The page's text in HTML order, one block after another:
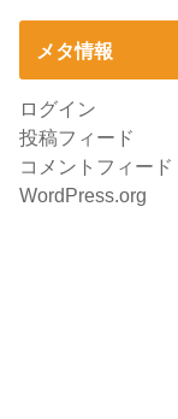
メタ情報
ログイン
投稿フィード
コメントフィード
WordPress.org